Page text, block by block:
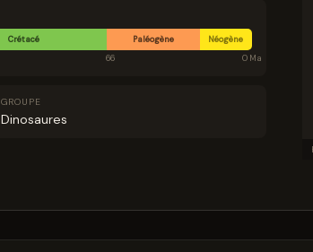
Crétacé Paléogène
Néogène
66 0 Ma
GROUPE
Dinosaures